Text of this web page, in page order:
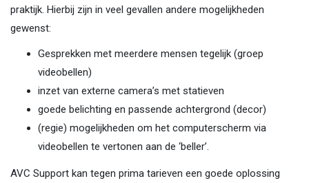
praktijk. Hierbij zijn in veel gevallen andere mogelijkheden
gewenst:
Gesprekken met meerdere mensen tegelijk (groep
videobellen)
inzet van externe camera’s met statieven
goede belichting en passende achtergrond (decor)
(regie) mogelijkheden om het computerscherm via
videobellen te vertonen aan de ‘beller’.
AVC Support kan tegen prima tarieven een goede oplossing